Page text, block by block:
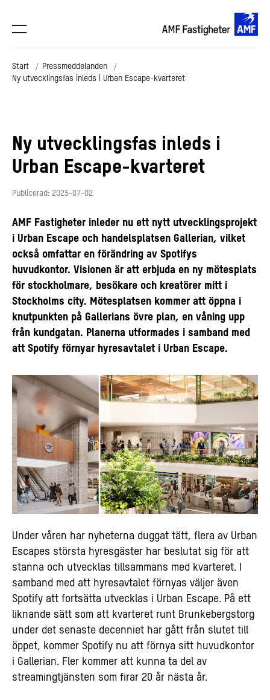
Start
Pressmeddelanden
Ny utvecklingsfas inleds i Urban Escape-kvarteret
Ny utvecklingsfas inleds i
Urban Escape-kvarteret
Publicerad: 2025-07-02
AMF Fastigheter inleder nu ett nytt utvecklingsprojekt
i Urban Escape och handelsplatsen Gallerian, vilket
också omfattar en förändring av Spotifys
huvudkontor. Visionen är att erbjuda en ny mötesplats
för stockholmare, besökare och kreatörer mitt i
Stockholms city. Mötesplatsen kommer att öppna i
knutpunkten på Gallerians övre plan, en våning upp
från kundgatan. Planerna utformades i samband med
att Spotify förnyar hyresavtalet i Urban Escape.
Under våren har nyheterna duggat tätt, flera av Urban
Escapes största hyresgäster har beslutat sig för att
stanna och utvecklas tillsammans med kvarteret. I
samband med att hyresavtalet förnyas väljer även
Spotify att fortsätta utvecklas i Urban Escape. På ett
liknande sätt som att kvarteret runt Brunkebergstorg
under det senaste decenniet har gått från slutet till
öppet, kommer Spotify nu att förnya sitt huvudkontor
i Gallerian. Fler kommer att kunna ta del av
streamingtjänsten som firar 20 år nästa år.